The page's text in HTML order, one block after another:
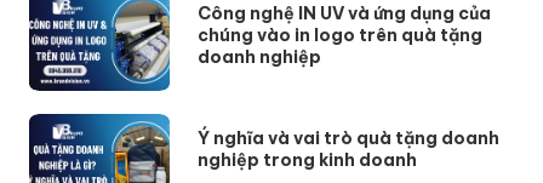
Công nghệ IN UV và ứng dụng của
chúng vào in logo trên quà tặng
doanh nghiệp
Ý nghĩa và vai trò quà tặng doanh
nghiệp trong kinh doanh